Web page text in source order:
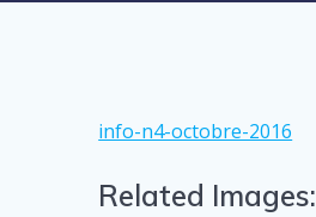
info-n4-octobre-2016
Related Images: